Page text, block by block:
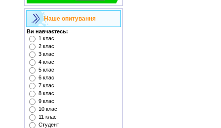
Наше опитування
Ви навчаєтесь:
1 клас
2 клас
3 клас
4 клас
5 клас
6 клас
7 клас
8 клас
9 клас
10 клас
11 клас
Студент